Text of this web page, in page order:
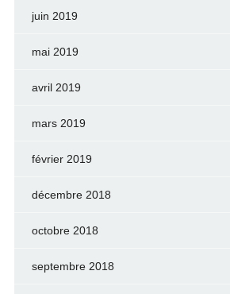
juin 2019
mai 2019
avril 2019
mars 2019
février 2019
décembre 2018
octobre 2018
septembre 2018